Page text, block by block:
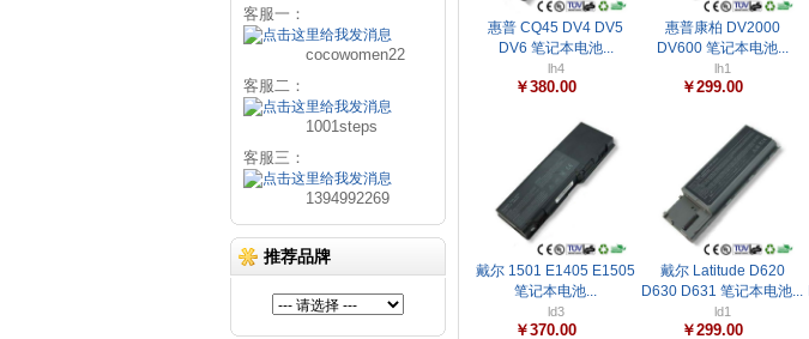
客服一：
cocowomen22
客服二：
1001steps
客服三：
1394992269
推荐品牌
惠普 CQ45 DV4 DV5
DV6 笔记本电池...
lh4
￥380.00
惠普康柏 DV2000
DV600 笔记本电池...
lh1
￥299.00
戴尔 1501 E1405 E1505
笔记本电池...
ld3
￥370.00
戴尔 Latitude D620
D630 D631 笔记本电池...
ld1
￥299.00